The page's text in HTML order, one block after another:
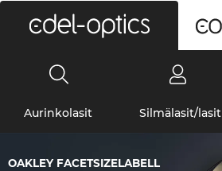
Aurinkolasit Silmälasit/lasit
OAKLEY FACETSIZELABELL